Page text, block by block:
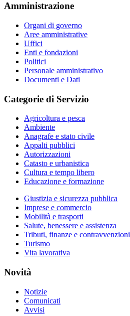
Amministrazione
Organi di governo
Aree amministrative
Uffici
Enti e fondazioni
Politici
Personale amministrativo
Documenti e Dati
Categorie di Servizio
Agricoltura e pesca
Ambiente
Anagrafe e stato civile
Appalti pubblici
Autorizzazioni
Catasto e urbanistica
Cultura e tempo libero
Educazione e formazione
Giustizia e sicurezza pubblica
Imprese e commercio
Mobilità e trasporti
Salute, benessere e assistenza
Tributi, finanze e contravvenzioni
Turismo
Vita lavorativa
Novità
Notizie
Comunicati
Avvisi